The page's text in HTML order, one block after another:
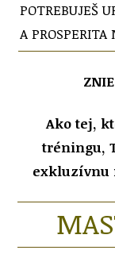
POTREBUJEŠ
A
Ako tej,
tréningu,
exkluzívnu